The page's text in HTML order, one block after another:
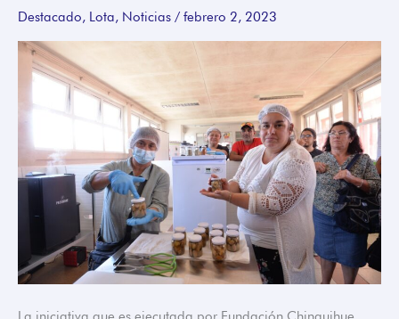
Destacado, Lota, Noticias / febrero 2, 2023
La iniciativa que es ejecutada por Fundación Chinquihue
se
técnicas
de